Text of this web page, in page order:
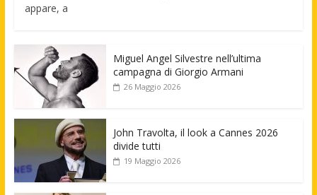
appare, a
Miguel Angel Silvestre nell’ultima
campagna di Giorgio Armani
26 Maggio 2026
John Travolta, il look a Cannes 2026
divide tutti
19 Maggio 2026